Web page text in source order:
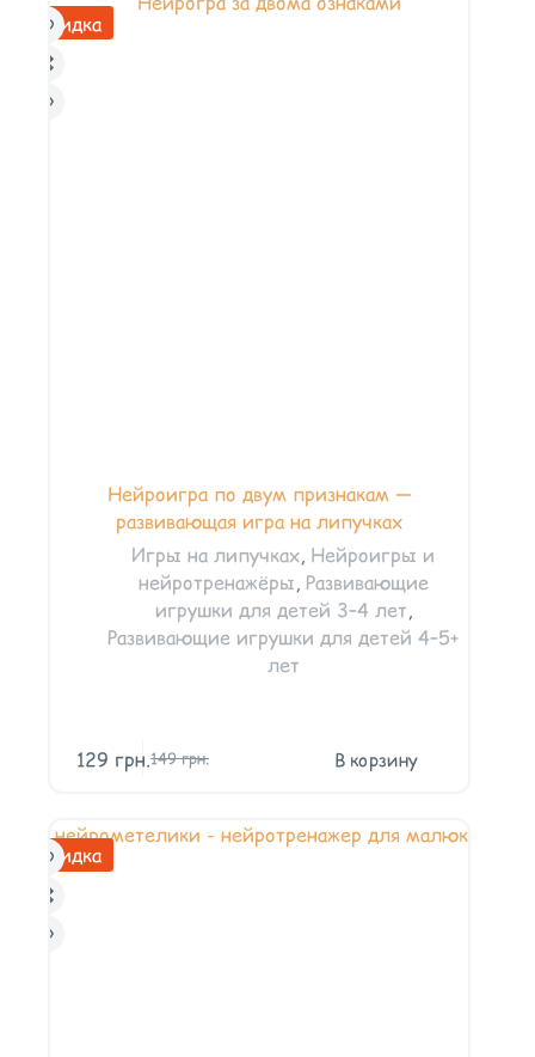
Скидка
Нейроигра по двум признакам —
развивающая игра на липучках
Игры на липучках, Нейроигры и
нейротренажёры, Развивающие
игрушки для детей 3–4 лет,
Развивающие игрушки для детей 4–5+
лет
149грн.
129 грн. В корзину
Скидка